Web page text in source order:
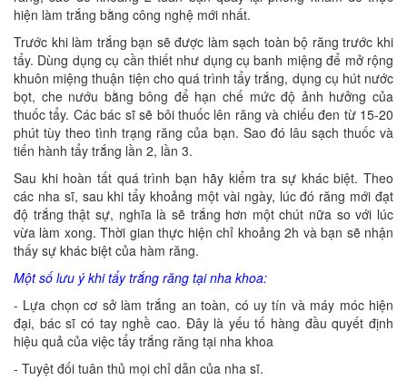
hiện làm trắng bằng công nghệ mới nhất.
Trước khi làm trắng bạn sẽ được làm sạch toàn bộ răng trước khi
tẩy. Dùng dụng cụ cần thiết như dụng cụ banh miệng để mở rộng
khuôn miệng thuận tiện cho quá trình tẩy trắng, dụng cụ hút nước
bọt, che nướu bằng bông để hạn chế mức độ ảnh hưởng của
thuốc tẩy. Các bác sĩ sẽ bôi thuốc lên răng và chiếu đen từ 15-20
phút tùy theo tình trạng răng của bạn. Sao đó lâu sạch thuốc và
tiến hành tẩy trắng lần 2, lần 3.
Sau khi hoàn tất quá trình bạn hãy kiểm tra sự khác biệt. Theo
các nha sĩ, sau khi tẩy khoảng một vài ngày, lúc đó răng mới đạt
độ trắng thật sự, nghĩa là sẽ trắng hơn một chút nữa so với lúc
vừa làm xong. Thời gian thực hiện chỉ khoảng 2h và bạn sẽ nhận
thấy sự khác biệt của hàm răng.
Một số lưu ý khi tẩy trắng răng tại nha khoa:
- Lựa chọn cơ sở làm trắng an toàn, có uy tín và máy móc hiện
đại, bác sĩ có tay nghề cao. Đây là yếu tố hàng đầu quyết định
hiệu quả của việc tẩy trắng răng tại nha khoa
- Tuyệt đối tuân thủ mọi chỉ dẫn của nha sĩ.